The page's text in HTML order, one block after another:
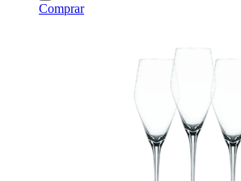
Comprar